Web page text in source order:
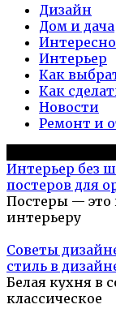
Дизайн
Дом и дача
Интерьер
Как
Как
Новости
Ремонт и
Интерьер без
постеров для
Постеры — это
интерьеру
Советы
стиль в
Белая кухня в
классическое